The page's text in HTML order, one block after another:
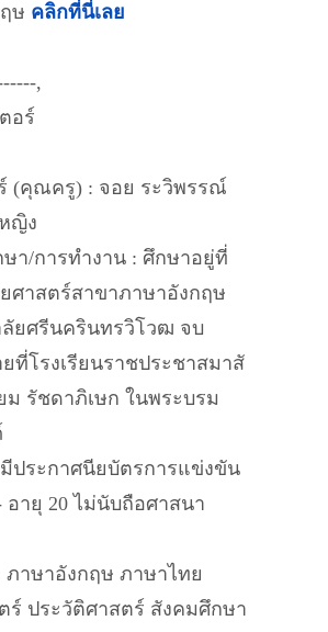
ษ คลิกที่นี่เลย
,
อร์
(คุณครู) : จอย ระวิพรรณ์
ญิง
า/การทำงาน : ศึกษาอยู่ที่
าสตร์สาขาภาษาอังกฤษ
ยศรีนครินทรวิโวฒ จบ
ที่โรงเรียนราชประชาสมาสั
ม รัชดาภิเษก ในพระบรม
มีประกาศนียบัตรการแข่งขัน
อายุ 20 ไม่นับถือศาสนา
ภาษาอังกฤษ ภาษาไทย
ประวัติศาสตร์ สังคมศึกษา